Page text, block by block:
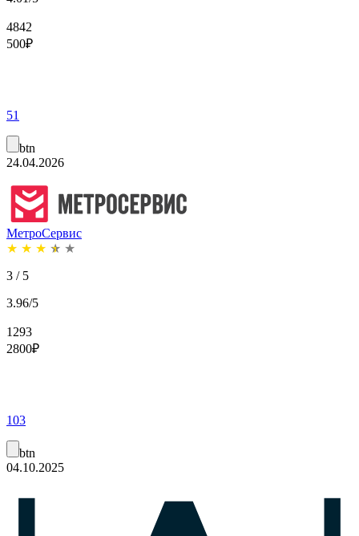
4842
500₽
51
btn
24.04.2026
МетроСервис
★ ★ ★ ★ ★
3 / 5
3.96/5
1293
2800₽
103
btn
04.10.2025